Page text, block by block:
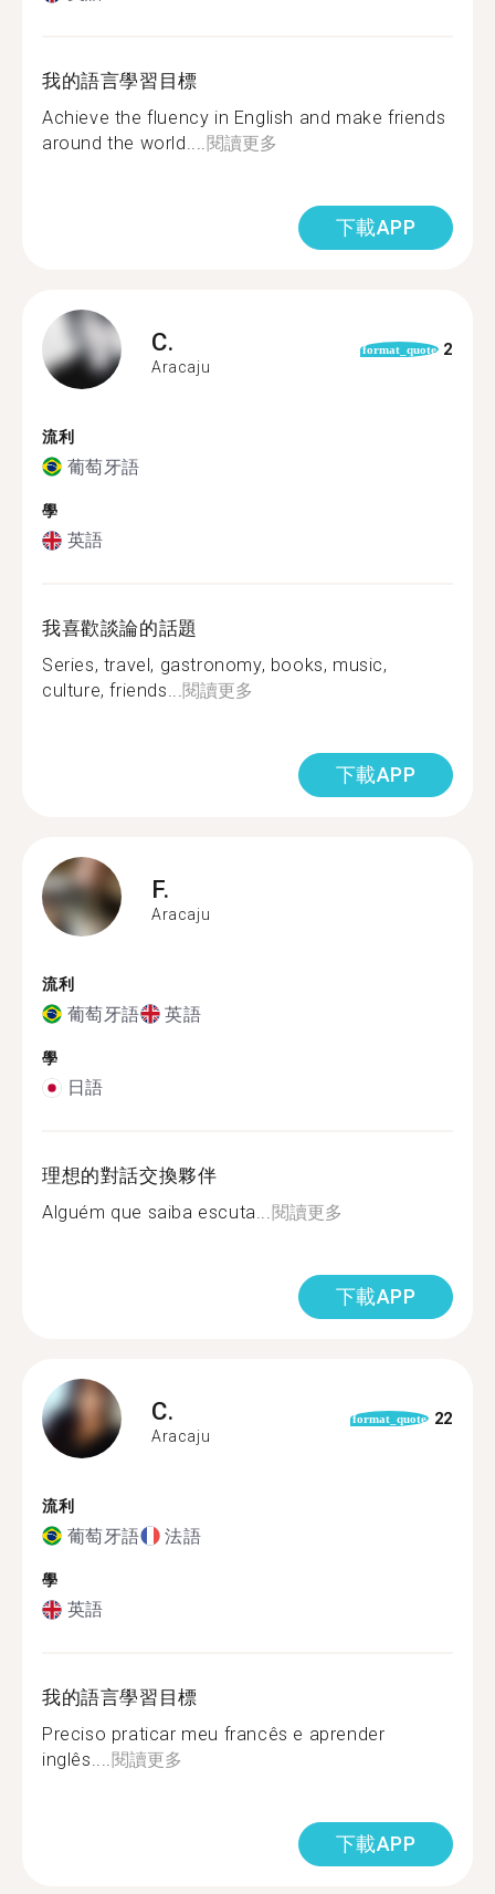
我的語言學習目標
Achieve the fluency in English and make friends
around the world....閱讀更多
下載APP
C.
Aracaju
format_quote 2
流利
葡萄牙語
學
英語
我喜歡談論的話題
Series, travel, gastronomy, books, music,
culture, friends...閱讀更多
下載APP
F.
Aracaju
流利
葡萄牙語 英語
學
日語
理想的對話交換夥伴
Alguém que saiba escuta...閱讀更多
下載APP
C.
Aracaju
format_quote 22
流利
葡萄牙語 法語
學
英語
我的語言學習目標
Preciso praticar meu francês e aprender
inglês....閱讀更多
下載APP